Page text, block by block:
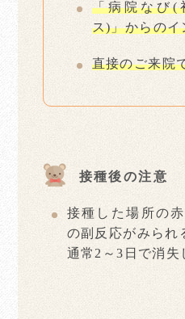
「病院なび(
ス)」からのイ
直接のご来院
接種後の注意
接種した場所の
の副反応がみられ
通常2～3日で消失